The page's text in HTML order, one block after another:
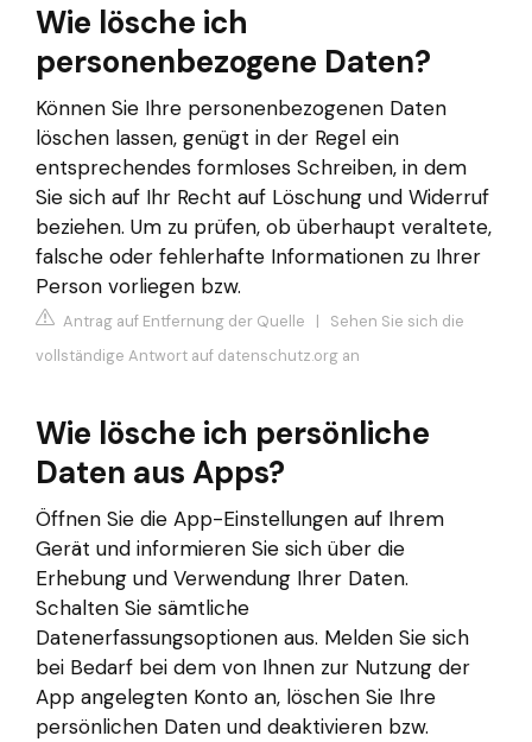
Wie lösche ich
personenbezogene Daten?
Können Sie Ihre personenbezogenen Daten
löschen lassen, genügt in der Regel ein
entsprechendes formloses Schreiben, in dem
Sie sich auf Ihr Recht auf Löschung und Widerruf
beziehen. Um zu prüfen, ob überhaupt veraltete,
falsche oder fehlerhafte Informationen zu Ihrer
Person vorliegen bzw.
Antrag auf Entfernung der Quelle | Sehen Sie sich die
vollständige Antwort auf datenschutz.org an
Wie lösche ich persönliche
Daten aus Apps?
Öffnen Sie die App-Einstellungen auf Ihrem
Gerät und informieren Sie sich über die
Erhebung und Verwendung Ihrer Daten.
Schalten Sie sämtliche
Datenerfassungsoptionen aus. Melden Sie sich
bei Bedarf bei dem von Ihnen zur Nutzung der
App angelegten Konto an, löschen Sie Ihre
persönlichen Daten und deaktivieren bzw.